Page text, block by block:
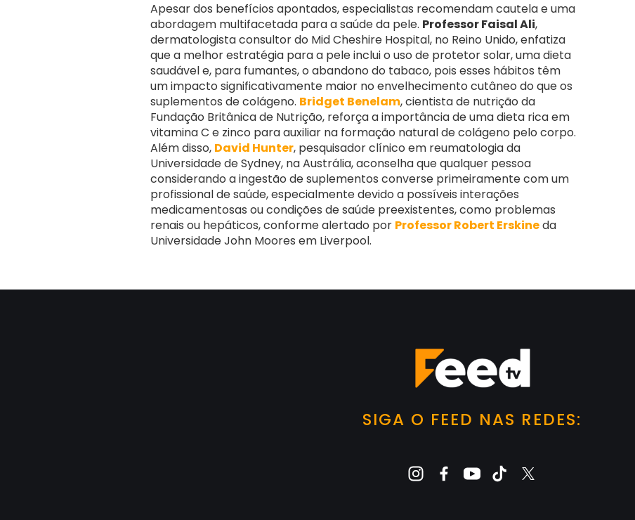
Apesar dos benefícios apontados, especialistas recomendam cautela e uma
abordagem multifacetada para a saúde da pele. Professor Faisal Ali,
dermatologista consultor do Mid Cheshire Hospital, no Reino Unido, enfatiza
que a melhor estratégia para a pele inclui o uso de protetor solar, uma dieta
saudável e, para fumantes, o abandono do tabaco, pois esses hábitos têm
um impacto significativamente maior no envelhecimento cutâneo do que os
suplementos de colágeno. Bridget Benelam, cientista de nutrição da
Fundação Britânica de Nutrição, reforça a importância de uma dieta rica em
vitamina C e zinco para auxiliar na formação natural de colágeno pelo corpo.
Além disso, David Hunter, pesquisador clínico em reumatologia da
Universidade de Sydney, na Austrália, aconselha que qualquer pessoa
considerando a ingestão de suplementos converse primeiramente com um
profissional de saúde, especialmente devido a possíveis interações
medicamentosas ou condições de saúde preexistentes, como problemas
renais ou hepáticos, conforme alertado por Professor Robert Erskineda
Universidade John Moores em Liverpool.
SIGA O FEED NAS REDES: